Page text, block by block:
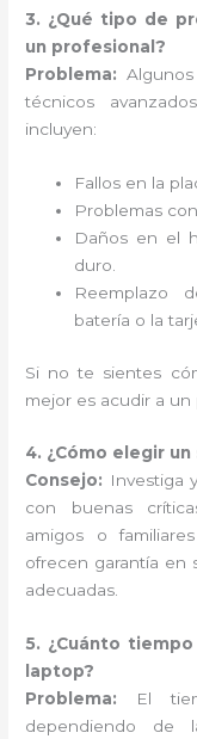
3. ¿Qué tipo de
un profesional?
Problema:
técnicos
incluyen:
Fallos en la
Problemas
Daños en el
duro.
Reemplazo
batería o la
Si no te sientes
mejor es acudir a un
4. ¿Cómo elegir
Consejo: Investiga
con buenas
amigos o
ofrecen garantía en
adecuadas.
5. ¿Cuánto
laptop?
Problema: El
dependiendo de